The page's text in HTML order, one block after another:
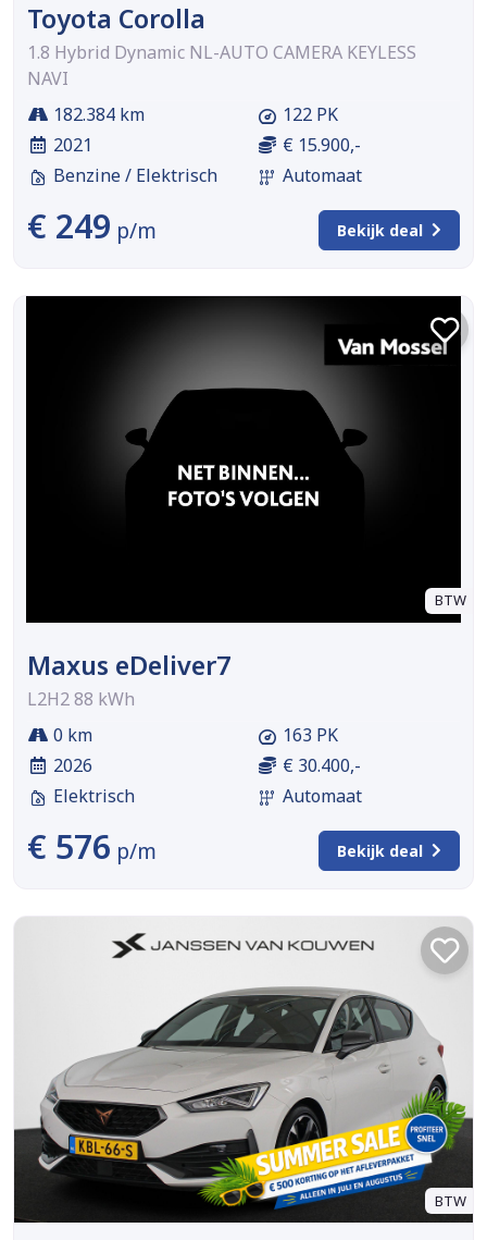
Toyota Corolla
1.8 Hybrid Dynamic NL-AUTO CAMERA KEYLESS
NAVI
182.384 km
2021
Benzine / Elektrisch
122 PK
€ 15.900,-
Automaat
€ 249 p/m Bekijk deal
BTW
Maxus eDeliver7
L2H2 88 kWh
0 km
2026
Elektrisch
163 PK
€ 30.400,-
Automaat
€ 576 p/m Bekijk deal
BTW